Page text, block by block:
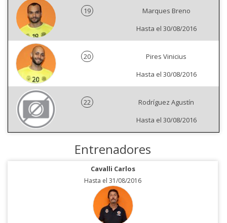
19
Marques Breno
Hasta el 30/08/2016
20
Pires Vinicius
Hasta el 30/08/2016
22
Rodríguez Agustín
Hasta el 30/08/2016
Entrenadores
Cavalli Carlos
Hasta el 31/08/2016